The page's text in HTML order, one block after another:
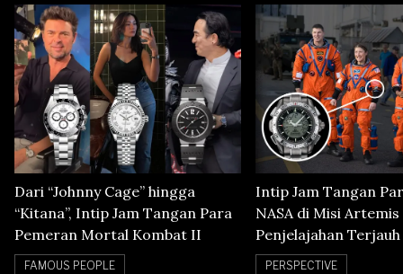
Dari “Johnny Cage” hingga
“Kitana”, Intip Jam Tangan Para
Pemeran Mortal Kombat II
FAMOUS PEOPLE
Intip Jam Tangan
NASA di Misi
Penjelajahan
Orbit Bulan
PERSPECTIVE